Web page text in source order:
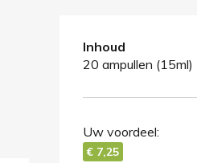
Inhoud
20 ampullen (15ml)
Uw voordeel:
€ 7,25